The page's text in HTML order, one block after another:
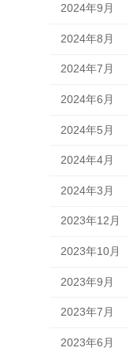
2024年9月
2024年8月
2024年7月
2024年6月
2024年5月
2024年4月
2024年3月
2023年12月
2023年10月
2023年9月
2023年7月
2023年6月